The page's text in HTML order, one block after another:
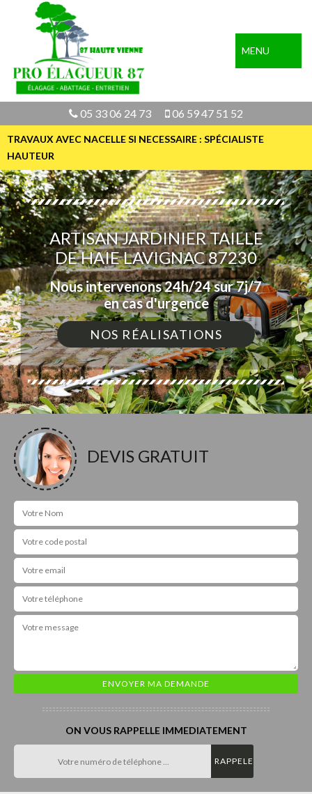
MENU
05 33 06 24 73 06 59 47 51 52
TRAVAUX AVEC NACELLE SI NECESSAIRE : SPÉCIALISTE
HAUTEUR
ARTISAN JARDINIER TAILLE
DE HAIE LAVIGNAC 87230
Nous intervenons 24h/24 sur 7j/7
en cas d'urgence
NOS RÉALISATIONS
DEVIS GRATUIT
ON VOUS RAPPELLE IMMEDIATEMENT